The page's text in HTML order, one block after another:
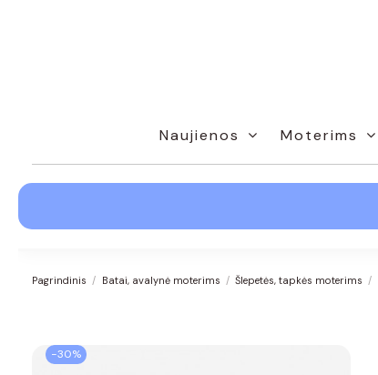
Naujienos Moterims
Pagrindinis Batai, avalynė moterims Šlepetės, tapkės moterims
−30%